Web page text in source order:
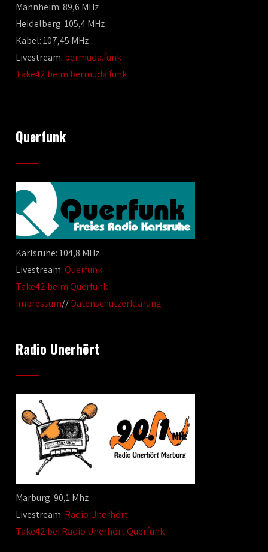
Mannheim: 89,6 MHz
Heidelberg: 105,4 MHz
Kabel: 107,45 MHz
Livestream: bermuda.funk
Take42 beim bermuda.funk
Querfunk
Karlsruhe: 104,8 MHz
Livestream:Querfunk
Take42 beim Querfunk
Impressum//Datenschutzerklärung
Radio Unerhört
Marburg: 90,1 Mhz
Livestream: Radio Unerhört
Take42 bei Radio Unerhört Querfunk